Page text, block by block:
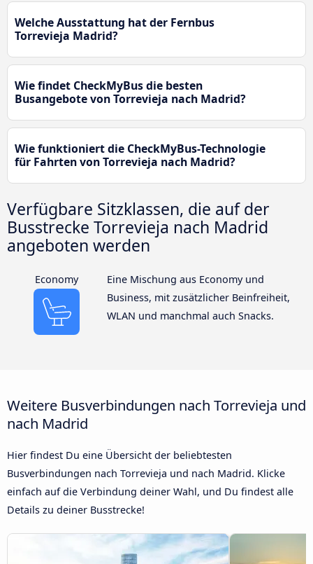
Welche Ausstattung hat der Fernbus
Torrevieja Madrid?
Wie findet CheckMyBus die besten
Busangebote von Torrevieja nach Madrid?
Wie funktioniert die CheckMyBus-Technologie
für Fahrten von Torrevieja nach Madrid?
Verfügbare Sitzklassen, die auf der
Busstrecke Torrevieja nach Madrid
angeboten werden
Economy
Eine Mischung aus Economy und
Business, mit zusätzlicher Beinfreiheit,
WLAN und manchmal auch Snacks.
Weitere Busverbindungen nach Torrevieja und
nach Madrid
Hier findest Du eine Übersicht der beliebtesten
Busverbindungen nach Torrevieja und nach Madrid. Klicke
einfach auf die Verbindung deiner Wahl, und Du findest alle
Details zu deiner Busstrecke!